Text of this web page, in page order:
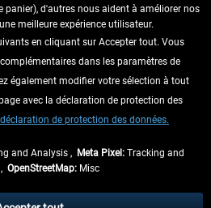
LES DERNIÈRES
si aucune description contraire.
panier), d'autres nous aident à améliorer nos
meilleure expérience utilisateur.
en cliquant sur Accepter tout. Vous
dans les paramètres de
également modifier votre sélection à tout
avec la déclaration de protection des
de protection des données.
and Analysis , Meta Pixel: Tracking and
OpenStreetMap:Misc